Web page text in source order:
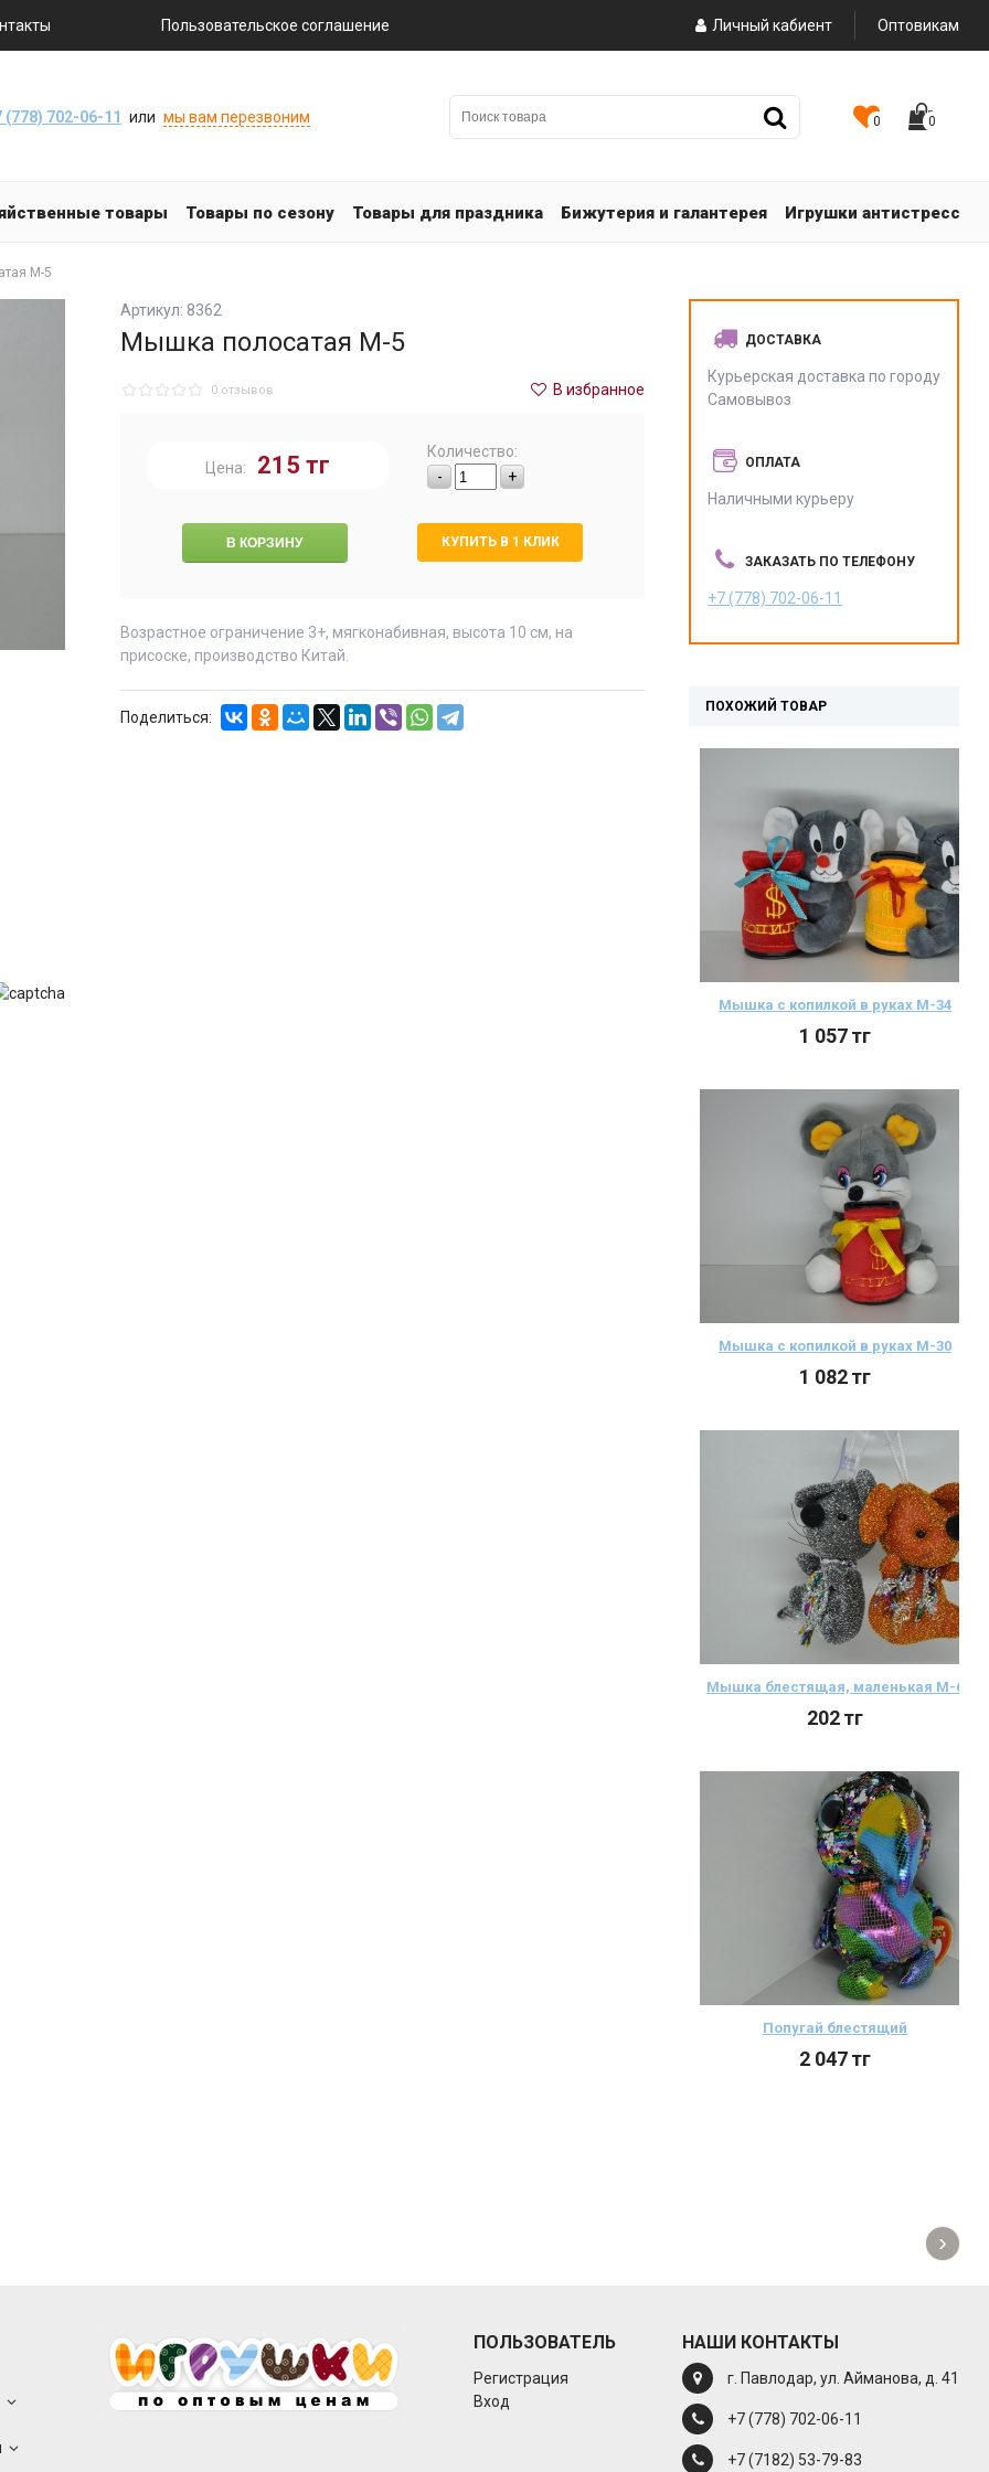
Пользовательское соглашение Личный кабиент Оптовикам
(778) 702-06-11 или мы вам перезвоним 0 0
товары Товары по сезону Товары для праздника Бижутерия и галантерея Игрушки антистресс
М-5
Артикул: 8362
Мышка полосатая М-5
0 отзывов В избранное
Цена: 215 тг
Количество:
-
+
КУПИТЬ В 1 КЛИК
Возрастное ограничение 3+, мягконабивная, высота 10 см, на
присоске, производство Китай.
Поделиться:
ДОСТАВКА
Курьерская доставка по городу
Самовывоз
ОПЛАТА
Наличными курьеру
ЗАКАЗАТЬ ПО ТЕЛЕФОНУ
+7 (778) 702-06-11
ПОХОЖИЙ ТОВАР
Мышка с копилкой в руках М-34
1 057тг
Мышка с копилкой в руках М-30
1 082тг
Мышка блестящая, маленькая М-6
202тг
Попугай блестящий
2 047тг
›
ПОЛЬЗОВАТЕЛЬ
Регистрация
Вход
НАШИ КОНТАКТЫ
г. Павлодар, ул. Айманова, д. 41
+7 (778) 702-06-11
+7 (7182) 53-79-83